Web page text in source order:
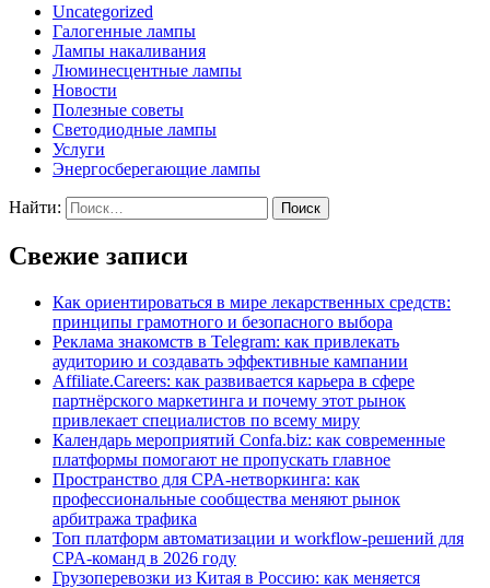
Uncategorized
Галогенные лампы
Лампы накаливания
Люминесцентные лампы
Новости
Полезные советы
Светодиодные лампы
Услуги
Энергосберегающие лампы
Найти:
Свежие записи
Как ориентироваться в мире лекарственных средств:
принципы грамотного и безопасного выбора
Реклама знакомств в Telegram: как привлекать
аудиторию и создавать эффективные кампании
Affiliate.Careers: как развивается карьера в сфере
партнёрского маркетинга и почему этот рынок
привлекает специалистов по всему миру
Календарь мероприятий Confa.biz: как современные
платформы помогают не пропускать главное
Пространство для CPA-нетворкинга: как
профессиональные сообщества меняют рынок
арбитража трафика
Топ платформ автоматизации и workflow-решений для
CPA-команд в 2026 году
Грузоперевозки из Китая в Россию: как меняется